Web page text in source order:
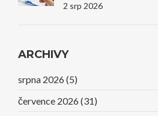
2 srp 2026
ARCHIVY
srpna 2026 (5)
července 2026 (31)